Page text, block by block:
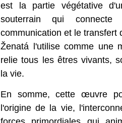
est la partie végétative
souterrain qui
communication et le transfert
Ženatá l'utilise comme une
relie tous les êtres vivants,
la vie.
En somme, cette œuvre
l'origine de la vie,